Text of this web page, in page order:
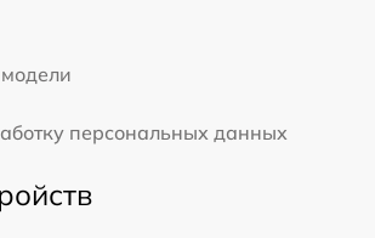
персональных данных